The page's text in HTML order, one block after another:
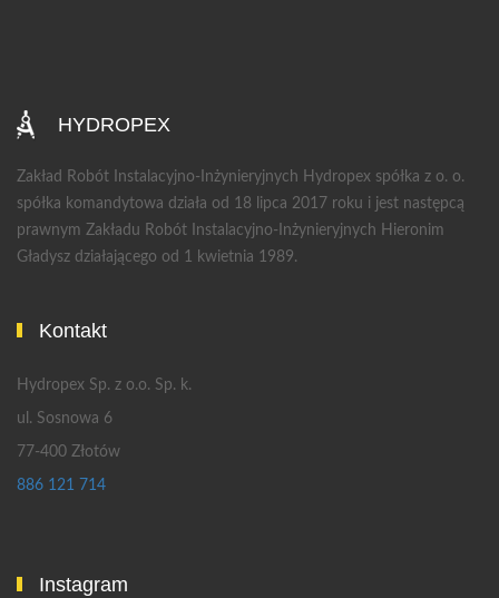
HYDROPEX
Zakład Robót Instalacyjno-Inżynieryjnych Hydropex spółka z o. o.
spółka komandytowa działa od 18 lipca 2017 roku i jest następcą
prawnym Zakładu Robót Instalacyjno-Inżynieryjnych Hieronim
Gładysz działającego od 1 kwietnia 1989.
Kontakt
Hydropex Sp. z o.o. Sp. k.
ul. Sosnowa 6
77-400 Złotów
886 121 714
Instagram